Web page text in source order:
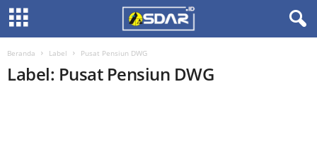
Beranda Label Pusat Pensiun DWG
Label: Pusat Pensiun DWG